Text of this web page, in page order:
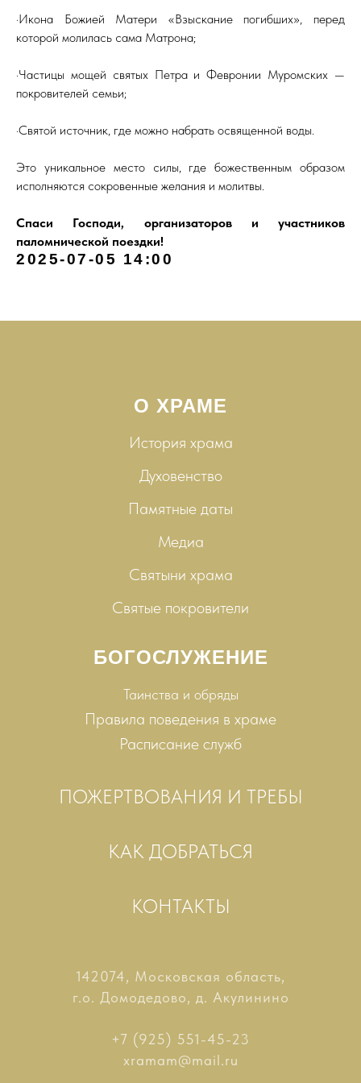
·Икона Божией Матери «Взыскание погибших», перед
которой молилась сама Матрона;
·Частицы мощей святых Петра и Февронии Муромских —
покровителей семьи;
·Святой источник, где можно набрать освященной воды.
Это уникальное место силы, где божественным образом
исполняются сокровенные желания и молитвы.
Спаси Господи, организаторов и участников
паломнической поездки!
2025-07-05 14:00
О ХРАМЕ
История храма
Духовенство
Памятные даты
Медиа
Святыни храма
Святые покровители
БОГОСЛУЖЕНИЕ
Таинства и обряды
Правила поведения в храме
Расписание служб
ПОЖЕРТВОВАНИЯ И ТРЕБЫ
КАК ДОБРАТЬСЯ
КОНТАКТЫ
142074, Московская область,
г.о. Домодедово, д. Акулинино
+7 (925) 551-45-23
xramam@mail.ru